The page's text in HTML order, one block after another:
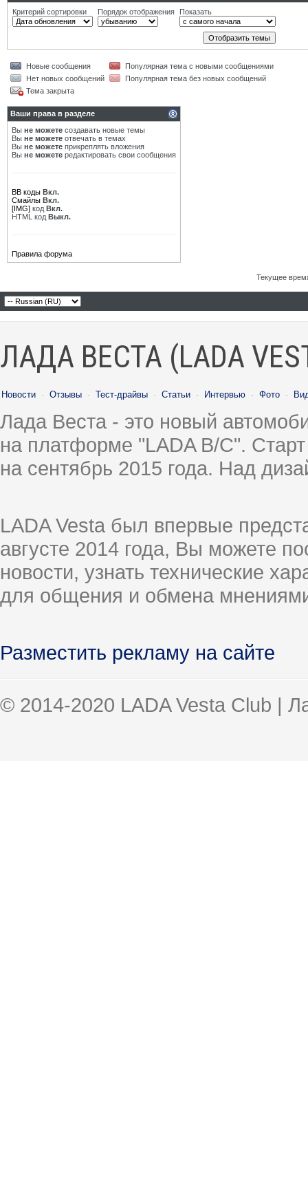
Критерий сортировки
Порядок отображения Показать
Новые сообщения
Популярная тема с новыми сообщениями
Нет новых сообщений
Популярная тема без новых сообщений
Тема закрыта
Ваши права в разделе
Вы не можете создавать новые темы
Вы не можете отвечать в темах
Вы не можете прикреплять вложения
Вы не можете редактировать свои сообщения
BB коды Вкл.
Смайлы Вкл.
[IMG] код Вкл.
HTML код Выкл.
Правила форума
Текущее
ЛАДА ВЕСТА (LADA
Новости · Отзывы · Тест-драйвы · Статьи · Интервью · Фото ·
Лада Веста - это новый
на платформе "LADA B/C".
на сентябрь 2015 года. Над
LADA Vesta был впервые
августе 2014 года, Вы можете
новости, узнать технические
для общения и обмена
Разместить рекламу на сайте
© 2014-2020 LADA Vesta Club |